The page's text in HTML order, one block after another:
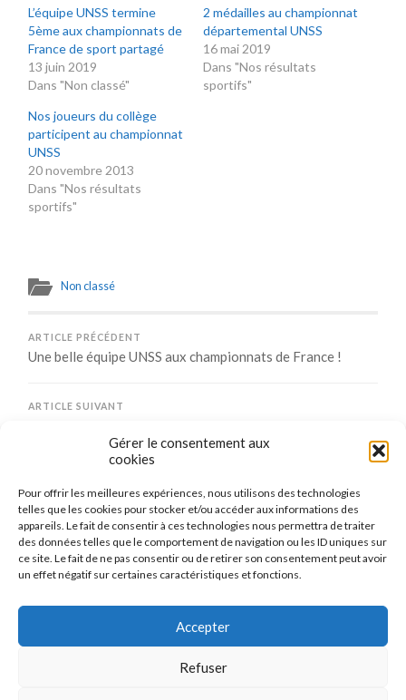
Gérer le consentement aux
cookies
Pour offrir les meilleures expériences, nous utilisons des technologies
telles que les cookies pour stocker et/ou accéder aux informations des
appareils. Le fait de consentir à ces technologies nous permettra de traiter
des données telles que le comportement de navigation ou les ID uniques sur
ce site. Le fait de ne pas consentir ou de retirer son consentement peut avoir
un effet négatif sur certaines caractéristiques et fonctions.
Accepter
Refuser
L’équipe UNSS termine
5ème aux championnats de
France de sport partagé
13 juin 2019
Dans "Non classé"
2 médailles au championnat
départemental UNSS
16 mai 2019
Dans "Nos résultats
sportifs"
Nos joueurs du collège
participent au championnat
UNSS
20 novembre 2013
Dans "Nos résultats
sportifs"
Non classé
ARTICLE PRÉCÉDENT
Une belle équipe UNSS aux championnats de France !
ARTICLE SUIVANT
Comments are closed.
CONNEXION